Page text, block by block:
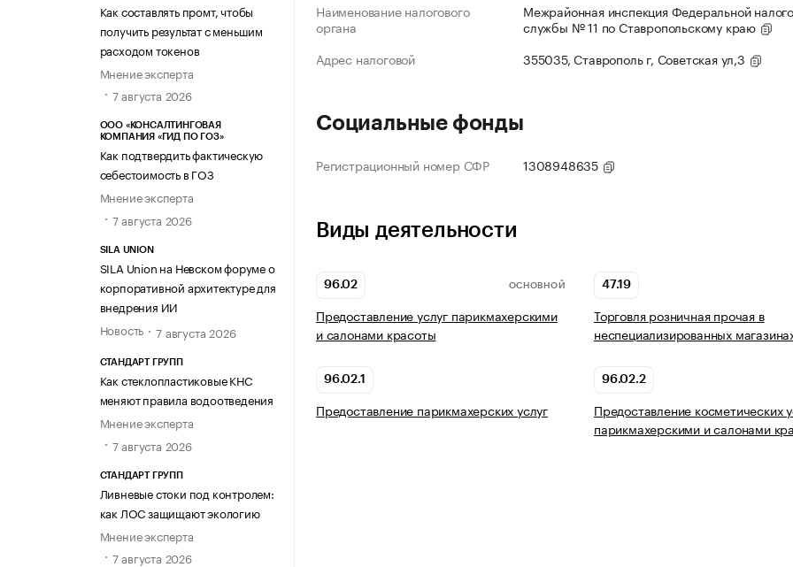
Как составлять промт, чтобы
получить результат с меньшим
расходом токенов
Мнение эксперта
7 августа 2026
ООО «КОНСАЛТИНГОВАЯ
КОМПАНИЯ «ГИД ПО ГОЗ»
Как подтвердить фактическую
себестоимость в ГОЗ
Мнение эксперта
7 августа 2026
SILA UNION
SILA Union на Невском форуме о
корпоративной архитектуре для
внедрения ИИ
Новость
7 августа 2026
СТАНДАРТ ГРУПП
Как стеклопластиковые КНС
меняют правила водоотведения
Мнение эксперта
7 августа 2026
СТАНДАРТ ГРУПП
Ливневые стоки под контролем:
как ЛОС защищают экологию
Мнение эксперта
7 августа 2026
Наименование налогового
органа
Межрайонная инспекция Федеральной
службы № 11 по Ставропольскому краю
Адрес налоговой
355035, Ставрополь г, Советская ул,3
Социальные фонды
Регистрационный номер СФР 1308948635
Виды деятельности
96.02 ОСНОВНОЙ
Предоставление услуг парикмахерскими
и салонами красоты
47.19
Торговля розничная прочая в
неспециализированных
96.02.1
Предоставление парикмахерских услуг
96.02.2
Предоставление косметических
парикмахерскими и салонами